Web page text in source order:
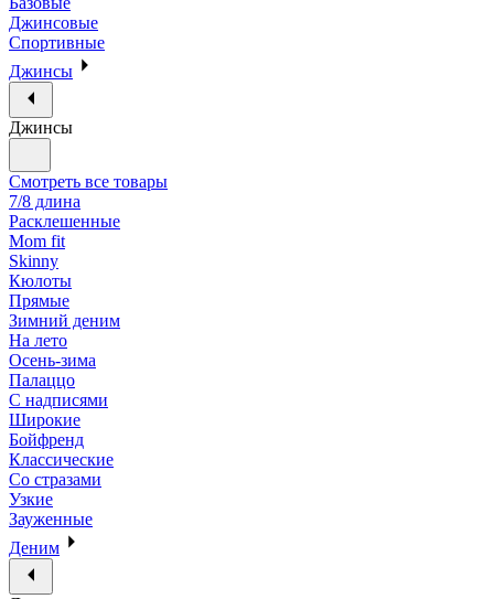
Джинсовые
Спортивные
Джинсы
Джинсы
Смотреть все товары
7/8 длина
Расклешенные
Mom fit
Skinny
Кюлоты
Прямые
Зимний деним
На лето
Осень-зима
Палаццо
С надписями
Широкие
Бойфренд
Классические
Со стразами
Узкие
Зауженные
Деним